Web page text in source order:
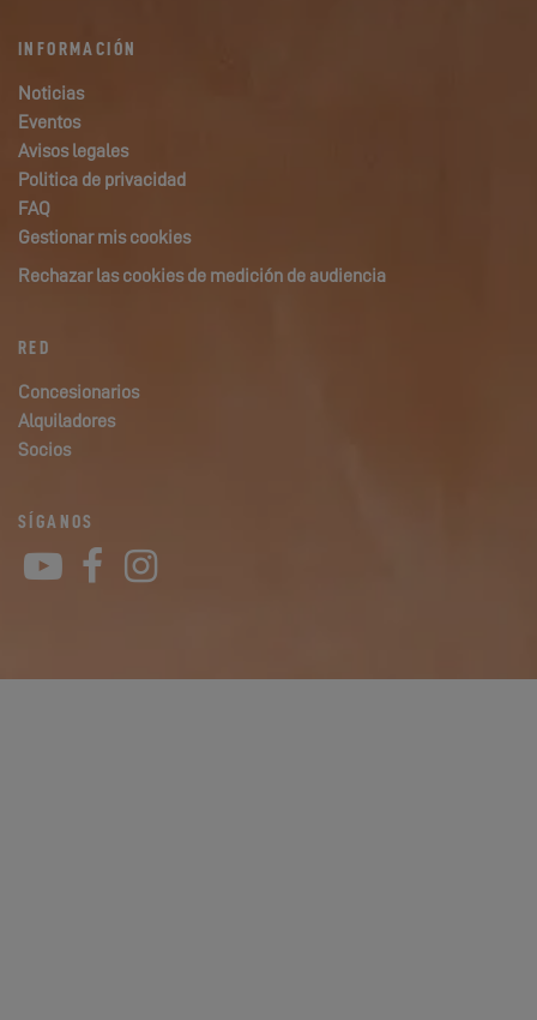
INFORMACIÓN
Noticias
Eventos
Avisos legales
Politica de privacidad
FAQ
Gestionar mis cookies
Rechazar las cookies de medición de audiencia
RED
Concesionarios
Alquiladores
Socios
SÍGANOS
YouTube
Facebook
Instagram